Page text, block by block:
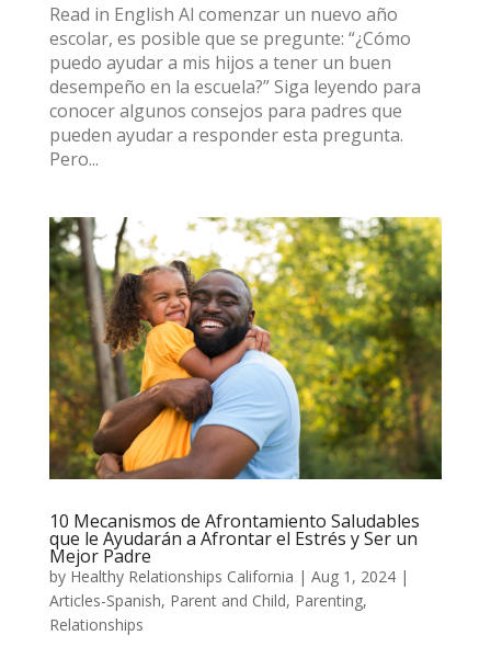
Read in English Al comenzar un nuevo año
escolar, es posible que se pregunte: “¿Cómo
puedo ayudar a mis hijos a tener un buen
desempeño en la escuela?” Siga leyendo para
conocer algunos consejos para padres que
pueden ayudar a responder esta pregunta.
Pero...
10 Mecanismos de Afrontamiento Saludables
que le Ayudarán a Afrontar el Estrés y Ser un
Mejor Padre
by Healthy Relationships California | Aug 1, 2024|
Articles-Spanish, Parent and Child, Parenting,
Relationships